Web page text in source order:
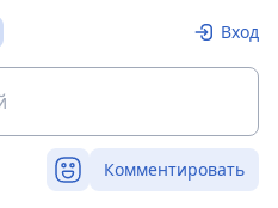
Вход
Комментировать